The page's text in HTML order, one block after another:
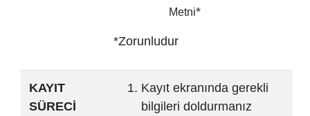
Metni*
*Zorunludur
KAYIT
SÜRECİ
Kayıt ekranında gerekli
bilgileri doldurmanız